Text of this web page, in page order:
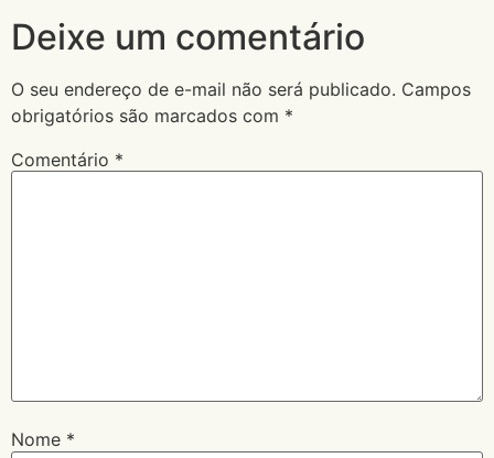
Deixe um comentário
O seu endereço de e-mail não será publicado. Campos
obrigatórios são marcados com *
Comentário *
Nome *